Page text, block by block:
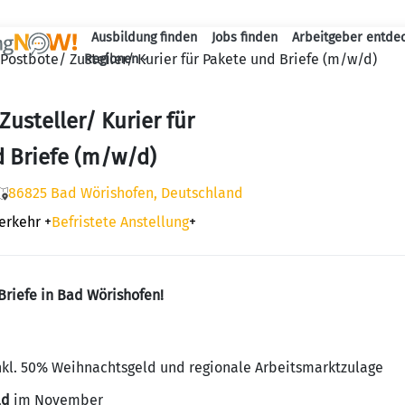
Haupt-Navigation
Ausbildung finden Jobs finden
Arbeitgeber
Regionen
Postbote/ Zusteller/ Kurier für Pakete und Briefe (m/w/d)
Kurier für
Briefe (m/w/d)
86825 Bad Wörishofen, Deutschland
+Befristete Anstellung+
in Bad Wörishofen!
50% Weihnachtsgeld und regionale Arbeitsmarktzulage
im November